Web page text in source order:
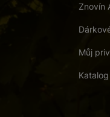
Znovín
Můj